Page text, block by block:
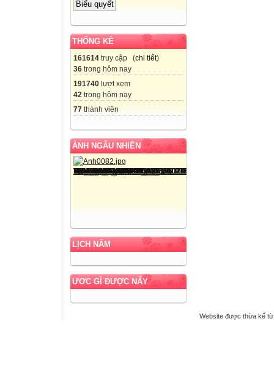
THỐNG KÊ
161614 truy cập (chi tiết)
36 trong hôm nay
191740 lượt xem
42 trong hôm nay
77 thành viên
ẢNH NGẪU NHIÊN
LỊCH NĂM
ƯƠC GÌ ĐƯỢC NẤY
Website được thừa kế